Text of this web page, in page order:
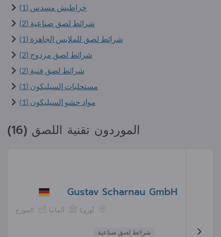
خراطيش مسدس (1)
شرائط لصق صناعية (2)
شرائط لصق للملابس الجاهزة (1)
شرائط لصق مزدوج (2)
شرائط لصق فنية (2)
مستحلبات السيليكون (1)
مواد حشو السيليكون (1)
الموردون تقنية اللصق (16)
Gustav Scharnau GmbH
الموزع ألمانيا أوروبا
شرائط لصق صناعية